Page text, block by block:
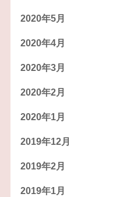
2020年5月
2020年4月
2020年3月
2020年2月
2020年1月
2019年12月
2019年2月
2019年1月